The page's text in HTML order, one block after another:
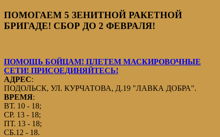
ПОМОГАЕМ 5 ЗЕНИТНОЙ РАКЕТНОЙ
БРИГАДЕ! СБОР ДО 2 ФЕВРАЛЯ!
ПОМОЩЬ БОЙЦАМ! ПЛЕТЕМ МАСКИРОВОЧНЫЕ
СЕТИ! ПРИСОЕДИНЯЙТЕСЬ!
АДРЕС:
ПОДОЛЬСК, УЛ. КУРЧАТОВА, Д.19 "ЛАВКА ДОБРА".
ВРЕМЯ:
ВТ. 10 - 18;
СР. 13 - 18;
ПТ. 13 - 18;
СБ.12 - 18.